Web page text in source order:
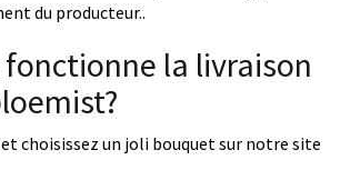
du producteur..
la livraison
et choisissez un joli bouquet sur notre site